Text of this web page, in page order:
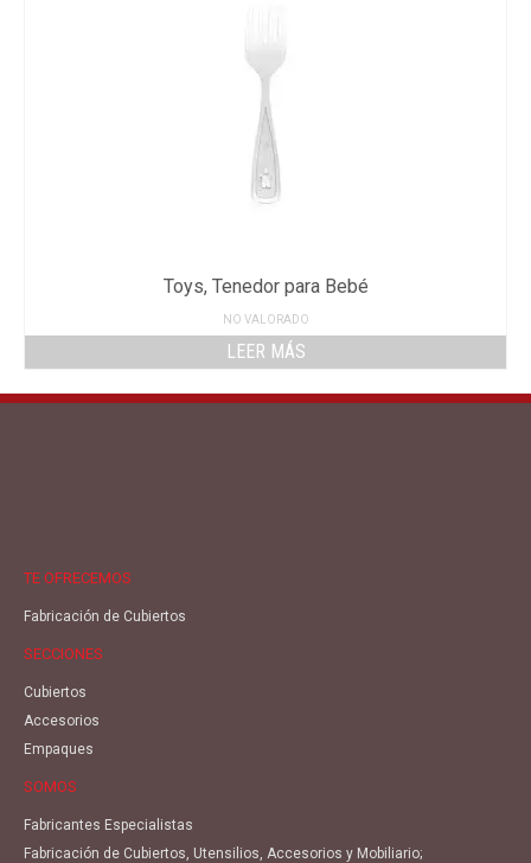
Toys, Tenedor para Bebé
NO VALORADO
LEER MÁS
TE OFRECEMOS
Fabricación de Cubiertos
SECCIONES
Cubiertos
Accesorios
Empaques
SOMOS
Fabricantes Especialistas
Fabricación de Cubiertos, Utensilios, Accesorios y Mobiliario;